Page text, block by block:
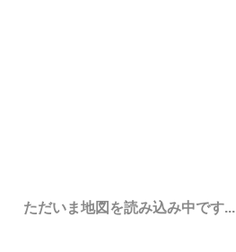
ただいま地図を読み込み中です...